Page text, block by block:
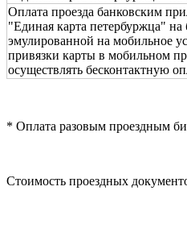
Оплата проезда банковским
"Единая карта петербуржца"
эмулированной на мобильное
привязки карты в мобильном
осуществлять бесконтактную
* Оплата разовым проездным
Стоимость проездных